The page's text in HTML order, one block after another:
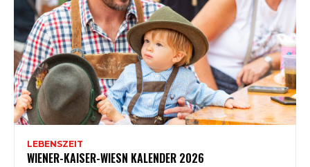
LEBENSZEIT
WIENER-KAISER-WIESN KALENDER 2026